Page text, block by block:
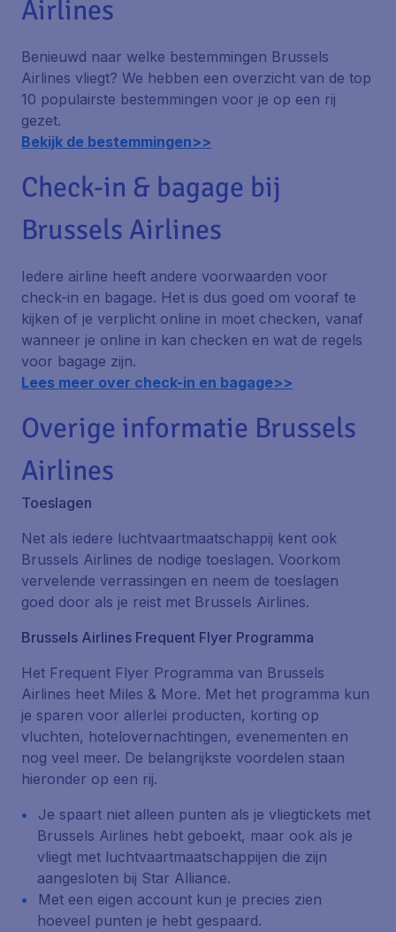
Airlines
Benieuwd naar welke bestemmingen Brussels
Airlines vliegt? We hebben een overzicht van de top
10 populairste bestemmingen voor je op een rij
gezet.
Bekijk de bestemmingen>>
Check-in & bagage bij
Brussels Airlines
Iedere airline heeft andere voorwaarden voor
check-in en bagage. Het is dus goed om vooraf te
kijken of je verplicht online in moet checken, vanaf
wanneer je online in kan checken en wat de regels
voor bagage zijn.
Lees meer over check-in en bagage>>
Overige informatie Brussels
Airlines
Toeslagen
Net als iedere luchtvaartmaatschappij kent ook
Brussels Airlines de nodige toeslagen. Voorkom
vervelende verrassingen en neem de toeslagen
goed door als je reist met Brussels Airlines.
Brussels Airlines Frequent Flyer Programma
Het Frequent Flyer Programma van Brussels
Airlines heet Miles & More. Met het programma kun
je sparen voor allerlei producten, korting op
vluchten, hotelovernachtingen, evenementen en
nog veel meer. De belangrijkste voordelen staan
hieronder op een rij.
Je spaart niet alleen punten als je vliegtickets met
Brussels Airlines hebt geboekt, maar ook als je
vliegt met luchtvaartmaatschappijen die zijn
aangesloten bij Star Alliance.
Met een eigen account kun je precies zien
hoeveel punten je hebt gespaard.